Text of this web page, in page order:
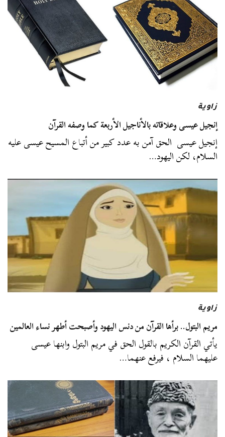
زاوية
إنجيل عيسى وعلاقاته بالأناجيل الأربعة كما وصفه القرآن
إنجيل عيسى الحق آمن به عدد كبير من أتباع المسيح عيسى عليه
السلام، لكن اليهود…
زاوية
مريم البتول.. برأها القرآن من دنس اليهود وأصبحت أطهر نساء العالمين
يأتي القرآن الكريم بالقول الحق في مريم البتول وابنها عيسى
عليهما السلام ، فيرفع عنهما…